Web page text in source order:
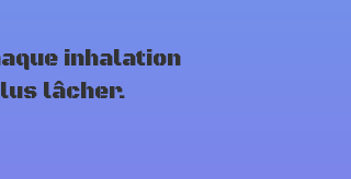
inhalation
lâcher.